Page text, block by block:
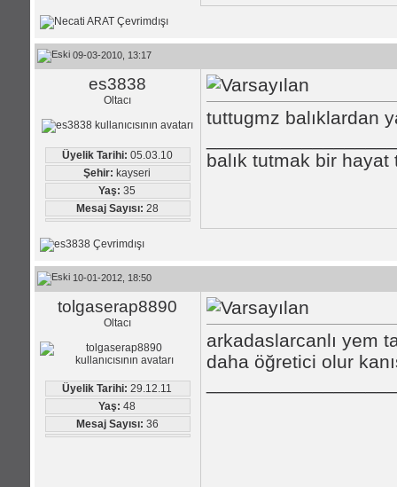
09-03-2010, 13:17
es3838
Oltacı
Üyelik Tarihi: 05.03.10
Şehir: kayseri
Yaş: 35
Mesaj Sayısı: 28
tuttugmz balıklardan
balık tutmak bir
10-01-2012, 18:50
tolgaserap8890
Oltacı
Üyelik Tarihi: 29.12.11
Yaş: 48
Mesaj Sayısı: 36
arkadaslarcanlı yem
daha öğretici olur